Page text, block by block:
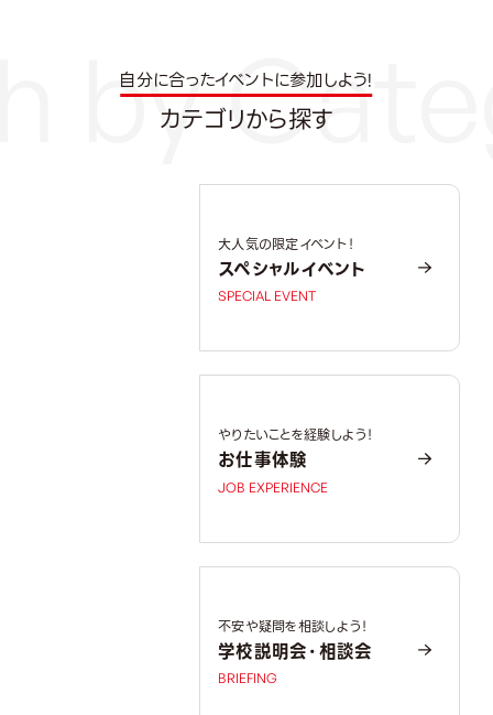
自分に合ったイベントに参加しよう!
カテゴリから探す
大人気の限定イベント！
スペシャルイベント
SPECIAL EVENT
やりたいことを経験しよう！
お仕事体験
JOB EXPERIENCE
不安や疑問を相談しよう！
学校説明会・相談会
BRIEFING